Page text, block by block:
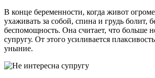
В конце беременности, когда живот
ухаживать за собой, спина и грудь болит,
беспомощность. Она считает, что больше
супругу. От этого усиливается
уныние.